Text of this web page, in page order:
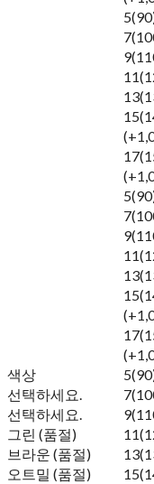
색상
선택하세요.
선택하세요.
그린 (품절)
브라운 (품절)
오트밀 (품절)